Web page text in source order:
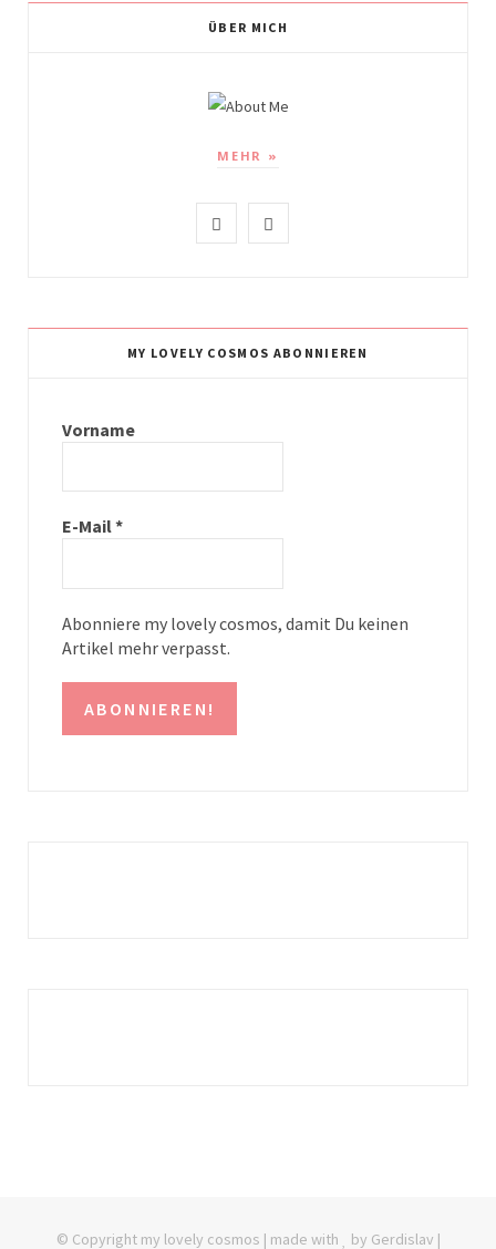
ÜBER MICH
MEHR »
t
t
MY LOVELY COSMOS ABONNIEREN
Vorname
E-Mail*
Abonniere my lovely cosmos, damit Du keinen
Artikel mehr verpasst.
© Copyright my lovely cosmos | made with by Gerdislav |